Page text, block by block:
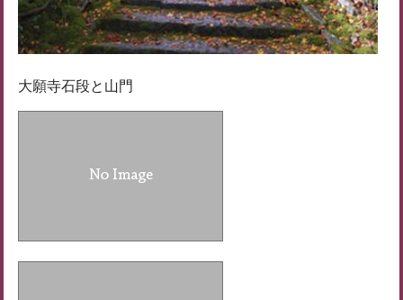
大願寺石段と山門